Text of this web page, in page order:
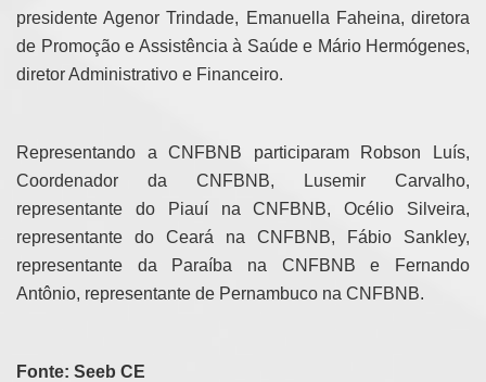
presidente Agenor Trindade, Emanuella Faheina, diretora
de Promoção e Assistência à Saúde e Mário Hermógenes,
diretor Administrativo e Financeiro.
Representando a CNFBNB participaram Robson Luís,
Coordenador da CNFBNB, Lusemir Carvalho,
representante do Piauí na CNFBNB, Océlio Silveira,
representante do Ceará na CNFBNB, Fábio Sankley,
representante da Paraíba na CNFBNB e Fernando
Antônio, representante de Pernambuco na CNFBNB.
Fonte: Seeb CE